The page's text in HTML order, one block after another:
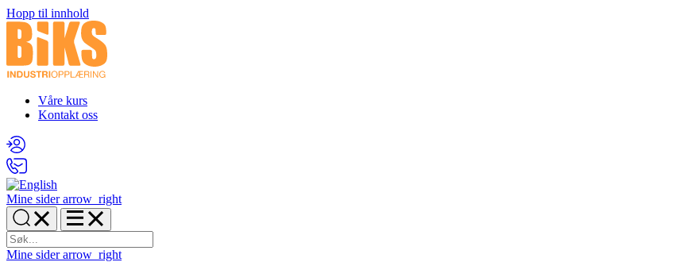
Hopp til innhold
Våre kurs
Kontakt oss
Mine sider arrow_right
Mine sider arrow_right